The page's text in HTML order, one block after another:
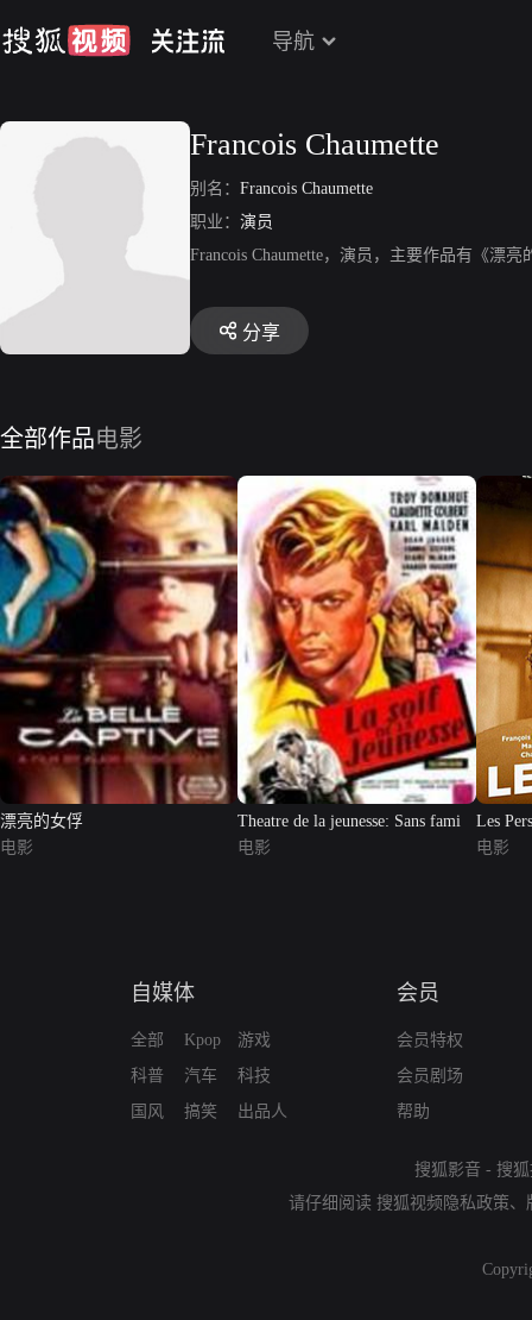
导航
Francois Chaumette
别名： Francois Chaumette
职业： 演员
Francois Chaumette，演员，主要作品有《漂
分享
全部作品电影
漂亮的女俘
电影
Theatre de la jeunesse: Sans fami
电影
Les
电影
自媒体
全部
科普
国风
Kpop
汽车
搞笑
游戏
科技
出品人
会员
会员特权
会员剧场
帮助
搜狐影音 - 搜
请仔细阅读 搜狐视频隐私政策、